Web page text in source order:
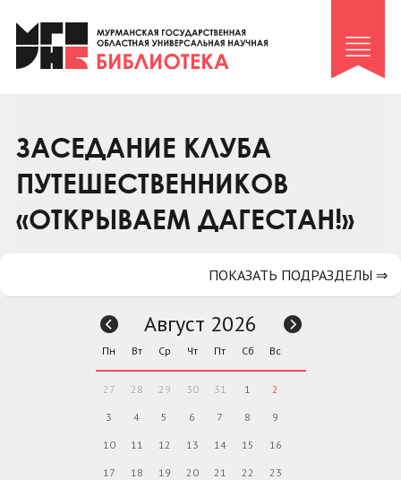
Клуб «Гиря и сельдерей»
Клуб «Семейный архив»
Коллегам
Контакты
ЗАСЕДАНИЕ КЛУБА
ПУТЕШЕСТВЕННИКОВ
«ОТКРЫВАЕМ ДАГЕСТАН!»
ПОКАЗАТЬ ПОДРАЗДЕЛЫ ⇒
Август 2026
Пн Вт Ср Чт Пт Сб Вс
27 28 29 30 31 1 2
3 4 5 6 7 8 9
10 11 12 13 14 15 16
17 18 19 20 21 22 23